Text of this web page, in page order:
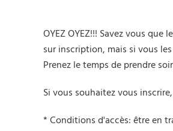
OYEZ OYEZ!!! Savez vous
sur inscription, mais si vous
Prenez le temps de prendre
Si vous souhaitez vous
* Conditions d'accès: être en